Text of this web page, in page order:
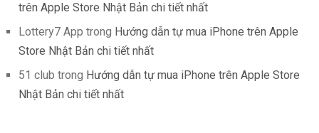
trên Apple Store Nhật Bản chi tiết nhất
Lottery7 App trong Hướng dẫn tự mua iPhone trên Apple
Store Nhật Bản chi tiết nhất
51 club trong Hướng dẫn tự mua iPhone trên Apple Store
Nhật Bản chi tiết nhất